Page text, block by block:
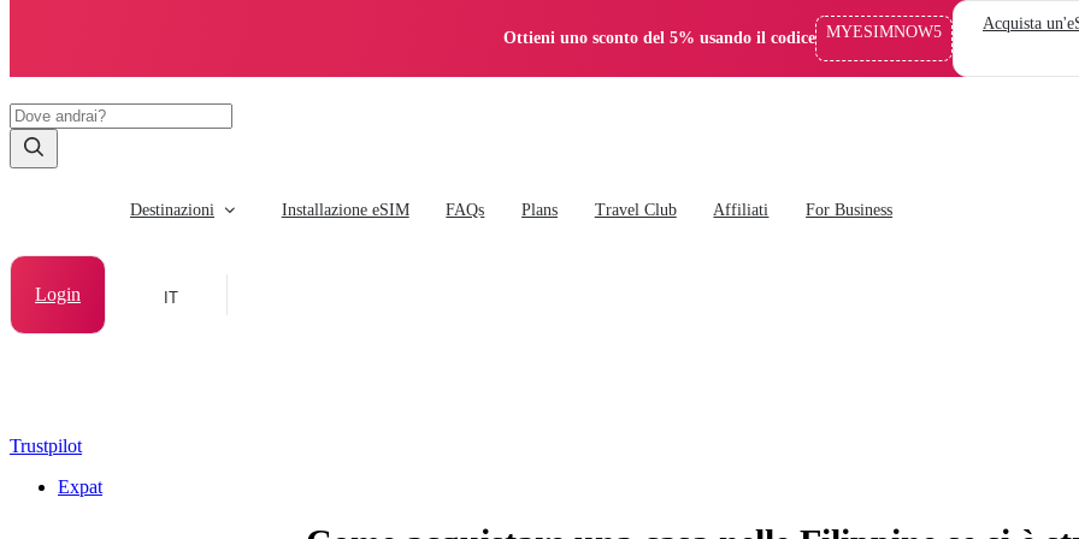
Ottieni uno sconto del 5% usando il codice MYESIMNOW5 Acquista
Destinazioni Installazione eSIM FAQs Plans Travel Club Affiliati For Business
Login IT
Trustpilot
Expat